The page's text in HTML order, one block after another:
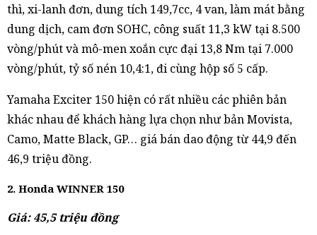
thì, xi-lanh đơn, dung tích 149,7cc, 4 van, làm mát bằng
dung dịch, cam đơn SOHC, công suất 11,3 kW tại 8.500
vòng/phút và mô-men xoắn cực đại 13,8 Nm tại 7.000
vòng/phút, tỷ số nén 10,4:1, đi cùng hộp số 5 cấp.
Yamaha Exciter 150 hiện có rất nhiều các phiên bản
khác nhau để khách hàng lựa chọn như bản Movista,
Camo, Matte Black, GP… giá bán dao động từ 44,9 đến
46,9 triệu đồng.
2. Honda WINNER 150
Giá: 45,5 triệu đồng